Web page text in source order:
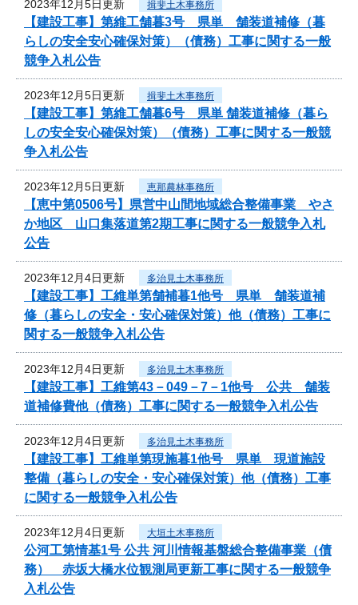
2023年12月5日更新 揖斐土木事務所
【建設工事】第維工舗暮3号 県単 舗装道補修（暮
らしの安全安心確保対策）（債務）工事に関する一般
競争入札公告
2023年12月5日更新 揖斐土木事務所
【建設工事】第維工舗暮6号 県単 舗装道補修（暮ら
しの安全安心確保対策）（債務）工事に関する一般競
争入札公告
2023年12月5日更新 恵那農林事務所
【恵中第0506号】県営中山間地域総合整備事業 やさ
か地区 山口集落道第2期工事に関する一般競争入札
公告
2023年12月4日更新 多治見土木事務所
【建設工事】工維単第舗補暮1他号 県単 舗装道補
修（暮らしの安全・安心確保対策）他（債務）工事に
関する一般競争入札公告
2023年12月4日更新 多治見土木事務所
【建設工事】工維第43－049－7－1他号 公共 舗装
道補修費他（債務）工事に関する一般競争入札公告
2023年12月4日更新 多治見土木事務所
【建設工事】工維単第現施暮1他号 県単 現道施設
整備（暮らしの安全・安心確保対策）他（債務）工事
に関する一般競争入札公告
2023年12月4日更新 大垣土木事務所
公河工第情基1号 公共 河川情報基盤総合整備事業（債
務） 赤坂大橋水位観測局更新工事に関する一般競争
入札公告